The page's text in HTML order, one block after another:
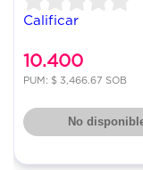
Calificar
10.400
PUM: $ 3,466.67 SOB
No